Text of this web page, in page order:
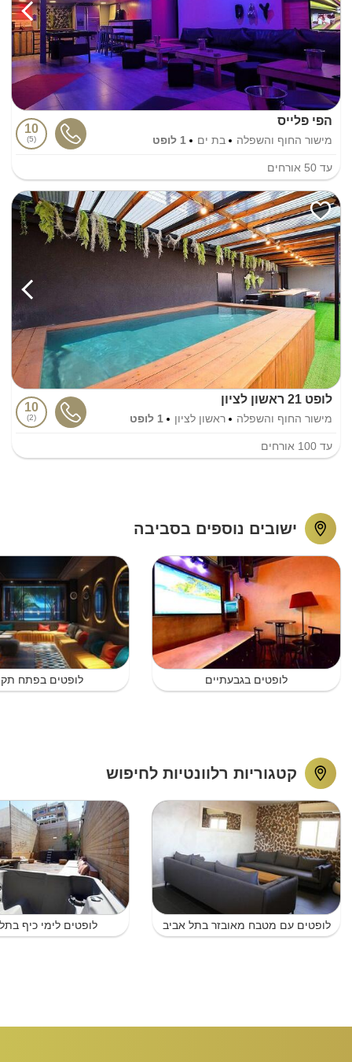
הפי פלייס
מישור החוף והשפלה בת ים 1 לופט
10
5
עד 50 אורחים
לופט 21 ראשון לציון
מישור החוף והשפלה ראשון לציון 1 לופט
10
2
עד 100 אורחים
ישובים נוספים בסביבה
לופטים בגבעתיים לופטים בפתח
קטגוריות רלוונטיות לחיפוש
לופטים עם מטבח מאובזר בתל אביב לופטים לימי כיף